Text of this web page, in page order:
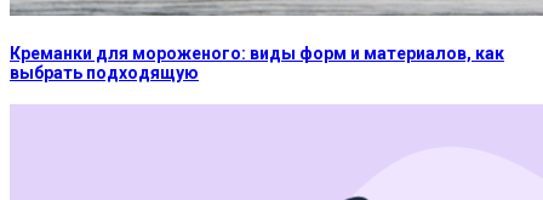
Креманки для мороженого: виды форм и материалов, как
выбрать подходящую